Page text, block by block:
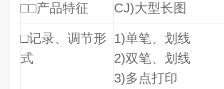
□□产品特征 CJ)大型长图
□记录、调节形
式
1)单笔、划线
2)双笔、划线
3)多点打印